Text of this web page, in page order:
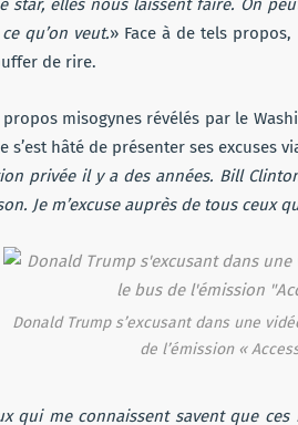
star, elles nous laissent faire. On
qu’on veut.» Face à de tels
de rire.
propos misogynes révélés par le
s’est hâté de présenter ses excuses
privée il y a des années. Bill
Je m’excuse auprès de tous ceux
Donald Trump s’excusant dans une
de l’émission «
qui me connaissent savent que